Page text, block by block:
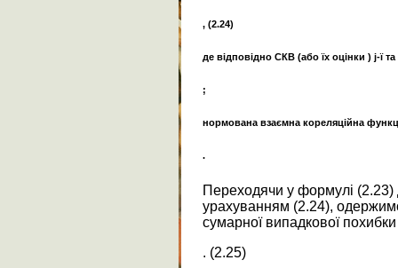
, (2.24)
де відповідно СКВ (або їх оцінки ) j-ї та
;
нормована взаємна кореляційна
.
Переходячи у формулі
урахуванням (2.24),
сумарної випадкової
. (2.25)